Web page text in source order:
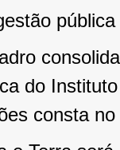
do
consta